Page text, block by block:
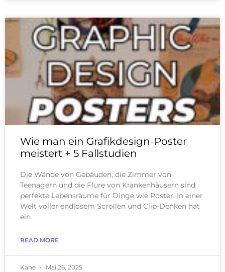
Wie man ein Grafikdesign-Poster
meistert + 5 Fallstudien
Die Wände von Gebäuden, die Zimmer von
Teenagern und die Flure von Krankenhäusern sind
perfekte Lebensräume für Dinge wie Poster. In einer
Welt voller endlosem Scrollen und Clip-Denken hat
ein
READ MORE
Kane Mai 26, 2025